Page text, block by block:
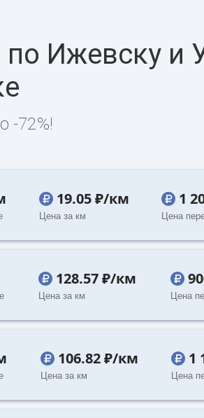
Ижевску и
-72%!
19.05 ₽/км
Цена за км
1
Цена
128.57 ₽/км
Цена за км Цена
106.82 ₽/км
Цена за км
1
Цена